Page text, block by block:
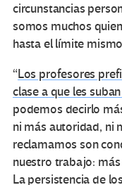
circunstancias
somos muchos
hasta el límite
“Los profesores
clase a que les
podemos decirlo
ni más autoridad, ni
reclamamos son
nuestro trabajo:
La persistencia de